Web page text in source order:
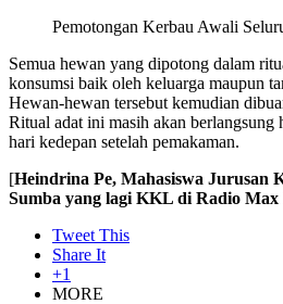
Pemotongan Kerbau Awali
Semua hewan yang dipotong dalam
konsumsi baik oleh keluarga maupun
Hewan-hewan tersebut kemudian
Ritual adat ini masih akan berlangsung
hari kedepan setelah pemakaman.
[Heindrina Pe, Mahasiswa Jurusan
Sumba yang lagi KKL di Radio
Tweet This
Share It
+1
MORE